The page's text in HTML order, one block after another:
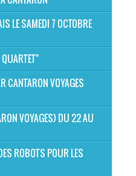
LE SAMEDI 7 OCTOBRE
CANTARON VOYAGES
VOYAGES) DU 22 AU
ROBOTS POUR LES